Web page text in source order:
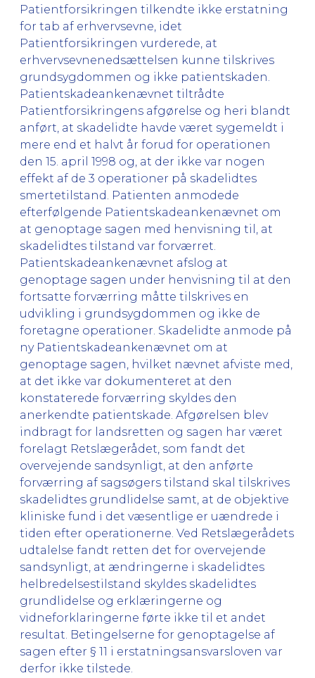
Patientforsikringen tilkendte ikke erstatning
for tab af erhvervsevne, idet
Patientforsikringen vurderede, at
erhvervsevnenedsættelsen kunne tilskrives
grundsygdommen og ikke patientskaden.
Patientskadeankenævnet tiltrådte
Patientforsikringens afgørelse og heri blandt
anført, at skadelidte havde været sygemeldt i
mere end et halvt år forud for operationen
den 15. april 1998 og, at der ikke var nogen
effekt af de 3 operationer på skadelidtes
smertetilstand. Patienten anmodede
efterfølgende Patientskadeankenævnet om
at genoptage sagen med henvisning til, at
skadelidtes tilstand var forværret.
Patientskadeankenævnet afslog at
genoptage sagen under henvisning til at den
fortsatte forværring måtte tilskrives en
udvikling i grundsygdommen og ikke de
foretagne operationer. Skadelidte anmode på
ny Patientskadeankenævnet om at
genoptage sagen, hvilket nævnet afviste med,
at det ikke var dokumenteret at den
konstaterede forværring skyldes den
anerkendte patientskade. Afgørelsen blev
indbragt for landsretten og sagen har været
forelagt Retslægerådet, som fandt det
overvejende sandsynligt, at den anførte
forværring af sagsøgers tilstand skal tilskrives
skadelidtes grundlidelse samt, at de objektive
kliniske fund i det væsentlige er uændrede i
tiden efter operationerne. Ved Retslægerådets
udtalelse fandt retten det for overvejende
sandsynligt, at ændringerne i skadelidtes
helbredelsestilstand skyldes skadelidtes
grundlidelse og erklæringerne og
vidneforklaringerne førte ikke til et andet
resultat. Betingelserne for genoptagelse af
sagen efter § 11 i erstatningsansvarsloven var
derfor ikke tilstede.